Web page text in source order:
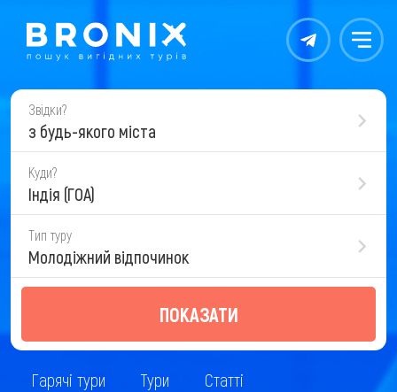
Контакты Меню
Звідки?
з будь-якого міста
Куди?
Індія (ГОА)
Тип туру
Молодіжний відпочинок
ПОКАЗАТИ
Гарячі тури Тури Статті